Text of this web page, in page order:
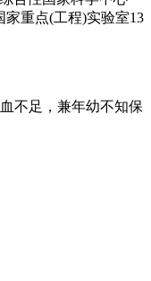
家重点(工程)实验室13
不足，兼年幼不知保